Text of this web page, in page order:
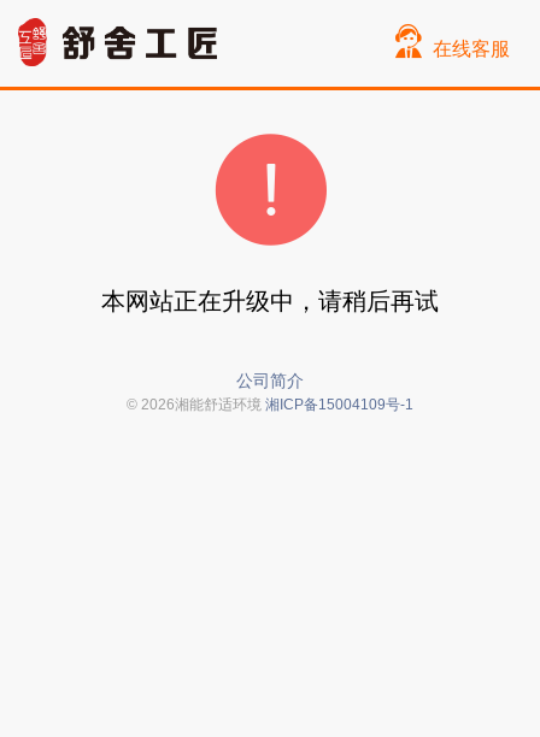
在线客服
本网站正在升级中，请稍后再试
公司简介
© 2026湘能舒适环境 湘ICP备15004109号-1